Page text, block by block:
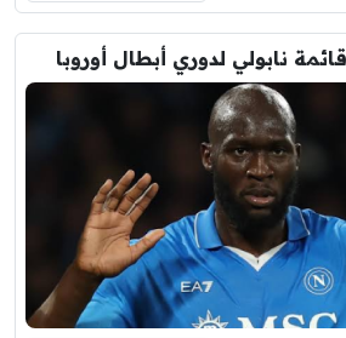
نابولي لدوري أبطال أوروبا